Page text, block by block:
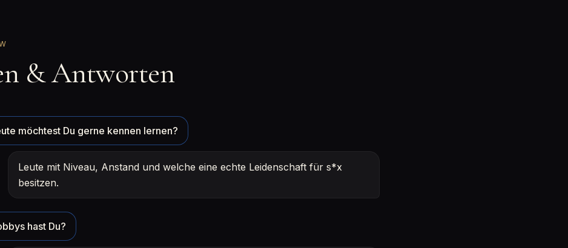
& Antworten
möchtest Du gerne kennen lernen?
Leute mit Niveau, Anstand und welche eine echte Leidenschaft für s*x
besitzen.
hast Du?